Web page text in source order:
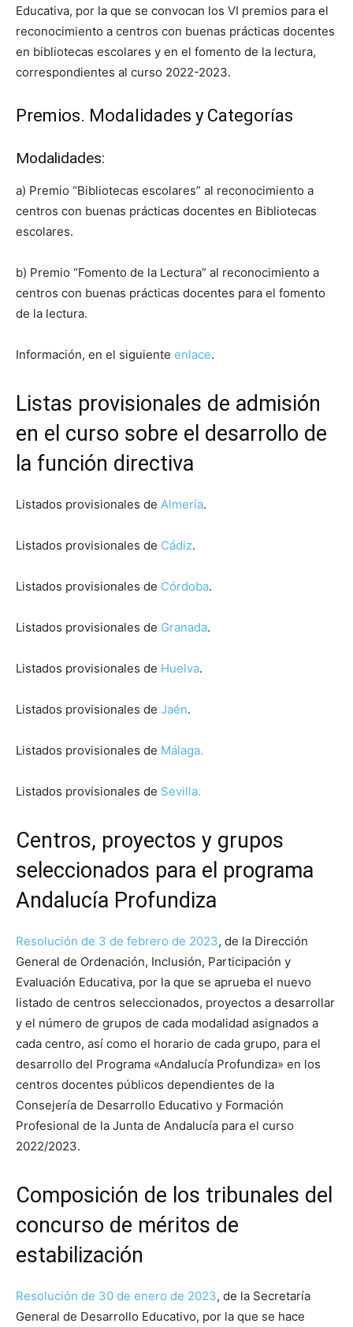
Educativa, por la que se convocan los VI premios para el
reconocimiento a centros con buenas prácticas docentes
en bibliotecas escolares y en el fomento de la lectura,
correspondientes al curso 2022-2023.
Premios. Modalidades y Categorías
Modalidades:
a) Premio “Bibliotecas escolares” al reconocimiento a
centros con buenas prácticas docentes en Bibliotecas
escolares.
b) Premio “Fomento de la Lectura” al reconocimiento a
centros con buenas prácticas docentes para el fomento
de la lectura.
Información, en el siguiente enlace.
Listas provisionales de admisión
en el curso sobre el desarrollo de
la función directiva
Listados provisionales de Almería.
Listados provisionales de Cádiz.
Listados provisionales de Córdoba.
Listados provisionales de Granada.
Listados provisionales de Huelva.
Listados provisionales de Jaén.
Listados provisionales de Málaga.
Listados provisionales de Sevilla.
Centros, proyectos y grupos
seleccionados para el programa
Andalucía Profundiza
Resolución de 3 de febrero de 2023, de la Dirección
General de Ordenación, Inclusión, Participación y
Evaluación Educativa, por la que se aprueba el nuevo
listado de centros seleccionados, proyectos a desarrollar
y el número de grupos de cada modalidad asignados a
cada centro, así como el horario de cada grupo, para el
desarrollo del Programa «Andalucía Profundiza» en los
centros docentes públicos dependientes de la
Consejería de Desarrollo Educativo y Formación
Profesional de la Junta de Andalucía para el curso
2022/2023.
Composición de los tribunales del
concurso de méritos de
estabilización
Resolución de 30 de enero de 2023, de la Secretaría
General de Desarrollo Educativo, por la que se hace